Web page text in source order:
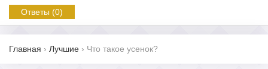
Ответы (0)
Главная › Лучшие › Что такое усенок?